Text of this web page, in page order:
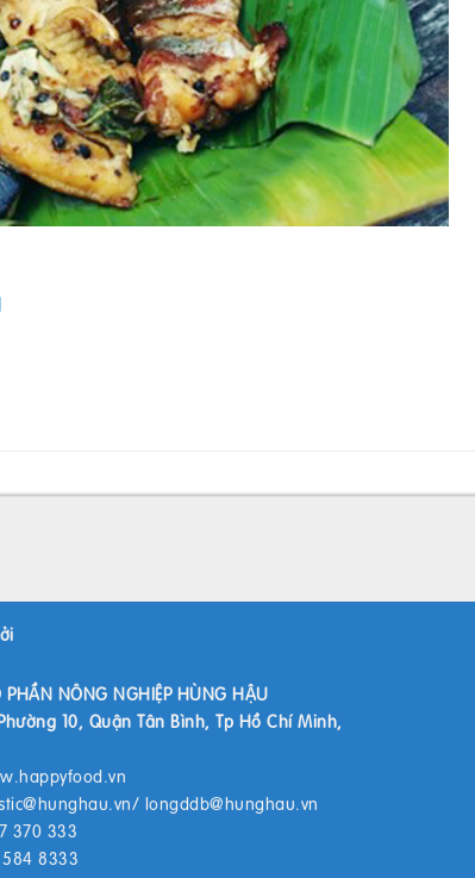
PHẦN NÔNG NGHIỆP HÙNG HẬU
10, Quận Tân Bình, Tp Hồ Chí Minh,
/ longddb@hunghau.vn
370 333
8333